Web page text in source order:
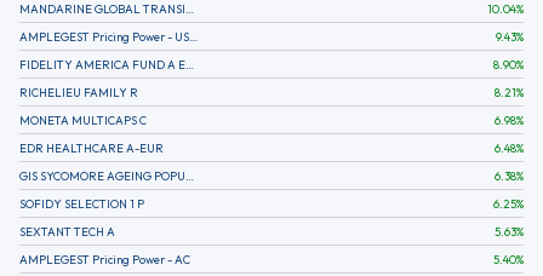
MANDARINE GLOBAL TRANSITION R
10.04%
AMPLEGEST Pricing Power - US - AC
9.43%
FIDELITY AMERICA FUND A EUR (C)
8.90%
RICHELIEU FAMILY R
8.21%
MONETA MULTICAPS C
6.98%
EDR HEALTHCARE A-EUR
6.48%
GIS SYCOMORE AGEING POPULATION
6.38%
SOFIDY SELECTION 1 P
6.25%
SEXTANT TECH A
5.63%
AMPLEGEST Pricing Power - AC
5.40%